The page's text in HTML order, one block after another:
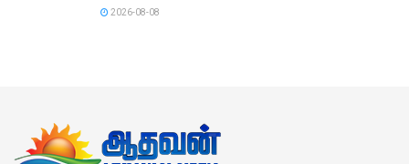
2026-08-08